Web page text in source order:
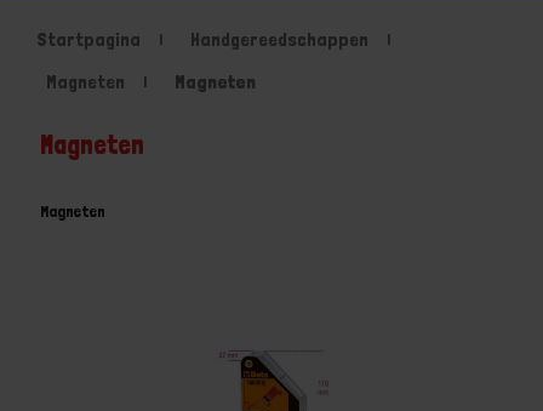
Startpagina
Handgereedschappen
Magneten
Magneten
Magneten
Magneten